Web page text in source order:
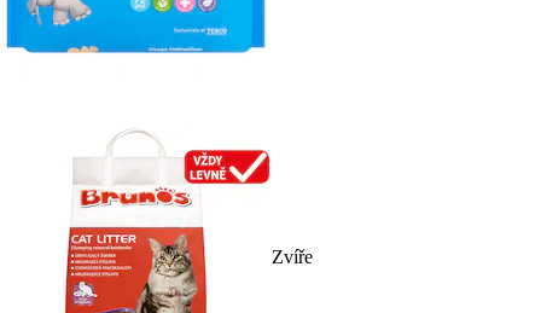
Zvíře